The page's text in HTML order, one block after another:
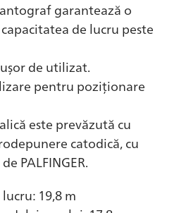
garantează o
de lucru peste
de utilizat.
pentru poziționare
este prevăzută cu
catodică, cu
PALFINGER.
19,8 m